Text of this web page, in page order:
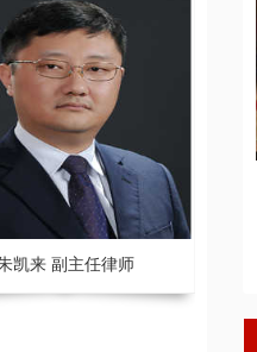
凯来 副主任律师
智勇律师荣获全国优秀律师